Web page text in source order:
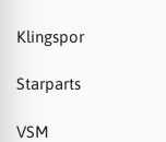
Klingspor
Starparts
VSM